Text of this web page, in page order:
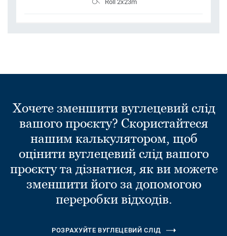
Roll 2x23m
Хочете зменшити вуглецевий слід
вашого проєкту? Скористайтеся
нашим калькулятором, щоб
оцінити вуглецевий слід вашого
проєкту та дізнатися, як ви можете
зменшити його за допомогою
переробки відходів.
РОЗРАХУЙТЕ ВУГЛЕЦЕВИЙ СЛІД